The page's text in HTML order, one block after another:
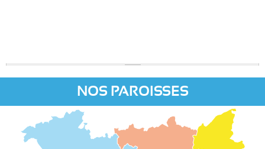
NOS PAROISSES